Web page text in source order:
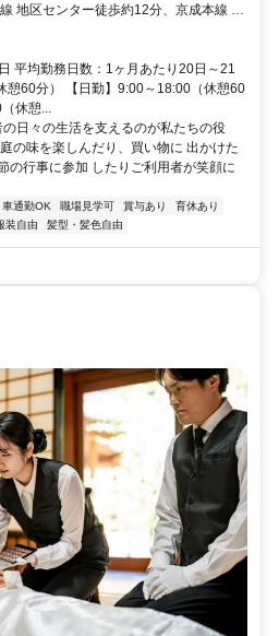
地区センター徒歩約12分、京成本線 ユ
ユーカリが丘線 ユーカリが丘徒歩約14
ター駅」徒歩14分
平均勤務日数：1ヶ月あたり20日～21
憩60分） 【日勤】9:00～18:00（休憩60
休憩...
日々の生活を支えるのが私たちの役
の味を楽しんだり、買い物に 出かけた
の行事に参加 したりご利用者が笑顔に
車通勤OK 職場見学可 賞与あり
育休あり
装自由 髪型・髪色自由